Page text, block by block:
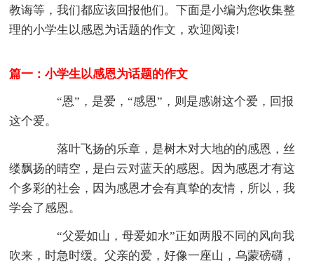
教诲等，我们都应该回报他们。下面是小编为您收集整
理的小学生以感恩为话题的作文，欢迎阅读!
篇一：小学生以感恩为话题的作文
“恩”，是爱，“感恩”，则是感谢这个爱，回报
这个爱。
落叶飞扬的乐章，是树木对大地的的感恩，丝
缕飘扬的晴空，是白云对蓝天的感恩。因为感恩才有这
个多彩的社会，因为感恩才会有真挚的友情，所以，我
学会了感恩。
“父爱如山，母爱如水”正如两股不同的风向我
吹来，时急时缓。父亲的爱，好像一座山，乌蒙磅礴，